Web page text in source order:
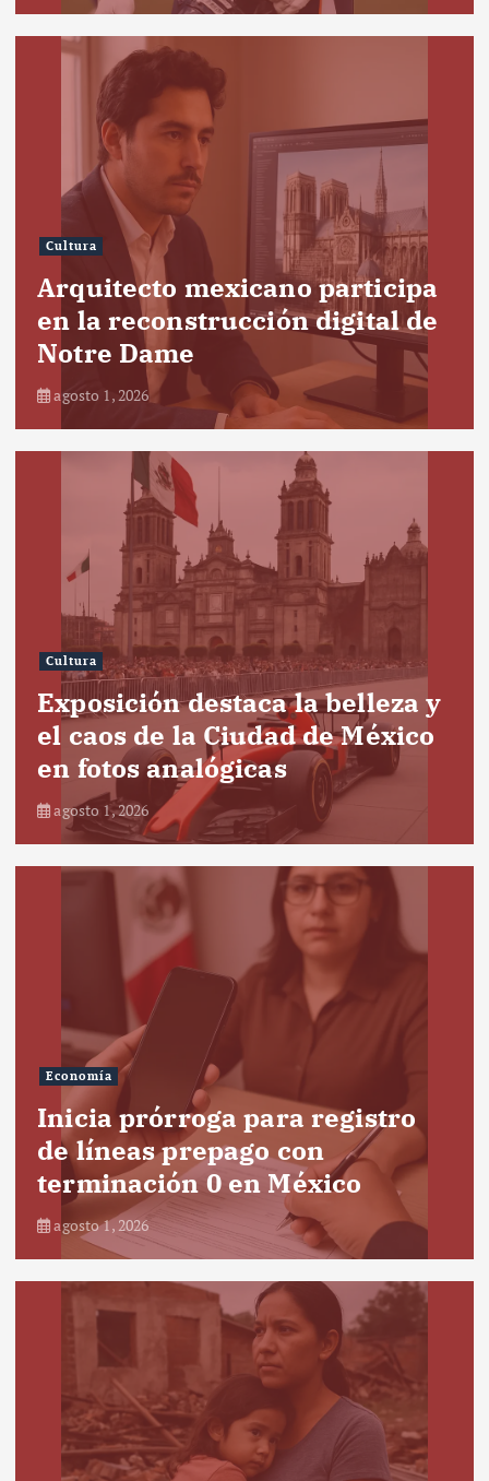
Cultura
Arquitecto mexicano participa
en la reconstrucción digital de
Notre Dame
agosto 1, 2026
Cultura
Exposición destaca la belleza y
el caos de la Ciudad de México
en fotos analógicas
agosto 1, 2026
Economía
Inicia prórroga para registro
de líneas prepago con
terminación 0 en México
agosto 1, 2026